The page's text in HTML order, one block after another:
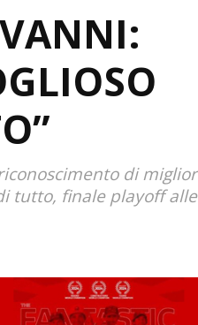
di miglior
tutto, finale playoff alle